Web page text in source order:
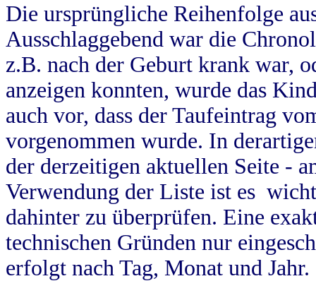
Die ursprüngliche Reihenfolge
Ausschlaggebend war die
z.B. nach der Geburt krank war,
anzeigen konnten, wurde das
auch vor, dass der Taufeintrag
vorgenommen wurde. In
der derzeitigen aktuellen Seite -
Verwendung der Liste ist es
dahinter zu überprüfen. Eine
technischen Gründen nur
erfolgt nach Tag, Monat und Jahr.